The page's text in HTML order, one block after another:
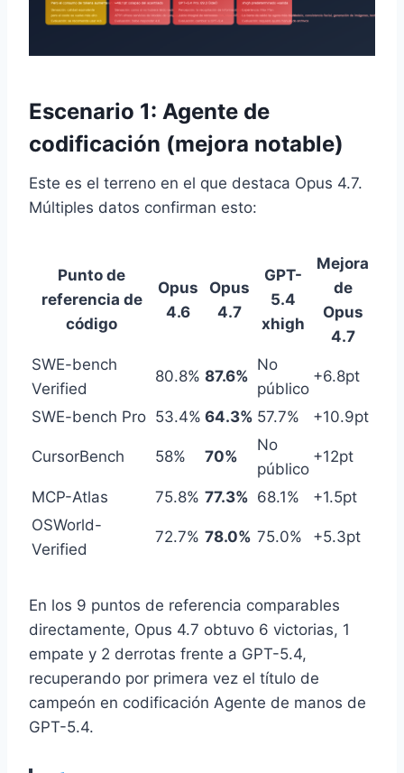
Escenario 1: Agente de
codificación (mejora notable)
Este es el terreno en el que destaca Opus 4.7.
Múltiples datos confirman esto:
Punto de
referencia de
código
Opus
4.6
Opus
4.7
GPT-
5.4
xhigh
Mejora
de
Opus
4.7
SWE-bench
Verified
80.8% 87.6%
No
público
+6.8pt
SWE-bench Pro 53.4% 64.3% 57.7% +10.9pt
CursorBench 58% 70%
No
público
+12pt
MCP-Atlas 75.8% 77.3% 68.1%
+1.5pt
OSWorld-
Verified
72.7% 78.0% 75.0% +5.3pt
En los 9 puntos de referencia comparables
directamente, Opus 4.7 obtuvo 6 victorias, 1
empate y 2 derrotas frente a GPT-5.4,
recuperando por primera vez el título de
campeón en codificación Agente de manos de
GPT-5.4.